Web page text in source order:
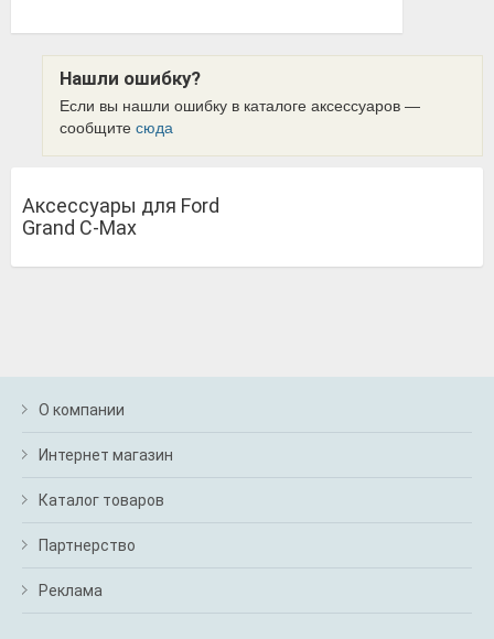
Нашли ошибку?
Если вы нашли ошибку в каталоге аксессуаров —
сообщите сюда
Аксессуары для Ford
Grand C-Max
О компании
Интернет магазин
Каталог товаров
Партнерство
Реклама